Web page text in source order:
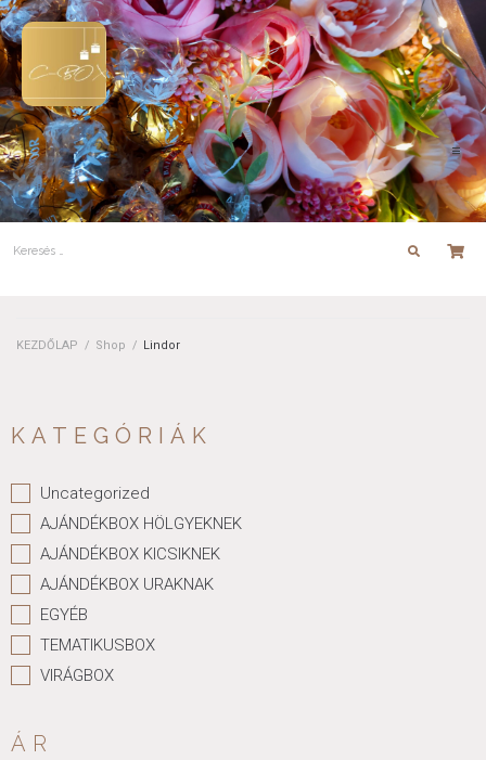
KEZDŐLAP / Shop / Lindor
KATEGÓRIÁK
Uncategorized
AJÁNDÉKBOX HÖLGYEKNEK
AJÁNDÉKBOX KICSIKNEK
AJÁNDÉKBOX URAKNAK
EGYÉB
TEMATIKUSBOX
VIRÁGBOX
ÁR